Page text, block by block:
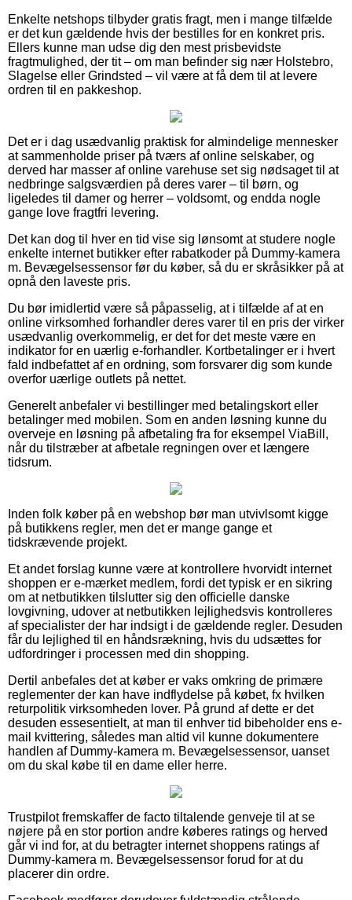
Enkelte netshops tilbyder gratis fragt, men i mange tilfælde
er det kun gældende hvis der bestilles for en konkret pris.
Ellers kunne man udse dig den mest prisbevidste
fragtmulighed, der tit – om man befinder sig nær Holstebro,
Slagelse eller Grindsted – vil være at få dem til at levere
ordren til en pakkeshop.
Det er i dag usædvanlig praktisk for almindelige mennesker
at sammenholde priser på tværs af online selskaber, og
derved har masser af online varehuse set sig nødsaget til at
nedbringe salgsværdien på deres varer – til børn, og
ligeledes til damer og herrer – voldsomt, og endda nogle
gange love fragtfri levering.
Det kan dog til hver en tid vise sig lønsomt at studere nogle
enkelte internet butikker efter rabatkoder på Dummy-kamera
m. Bevægelsessensor før du køber, så du er skråsikker på at
opnå den laveste pris.
Du bør imidlertid være så påpasselig, at i tilfælde af at en
online virksomhed forhandler deres varer til en pris der virker
usædvanlig overkommelig, er det for det meste være en
indikator for en uærlig e-forhandler. Kortbetalinger er i hvert
fald indbefattet af en ordning, som forsvarer dig som kunde
overfor uærlige outlets på nettet.
Generelt anbefaler vi bestillinger med betalingskort eller
betalinger med mobilen. Som en anden løsning kunne du
overveje en løsning på afbetaling fra for eksempel ViaBill,
når du tilstræber at afbetale regningen over et længere
tidsrum.
Inden folk køber på en webshop bør man utvivlsomt kigge
på butikkens regler, men det er mange gange et
tidskrævende projekt.
Et andet forslag kunne være at kontrollere hvorvidt internet
shoppen er e-mærket medlem, fordi det typisk er en sikring
om at netbutikken tilslutter sig den officielle danske
lovgivning, udover at netbutikken lejlighedsvis kontrolleres
af specialister der har indsigt i de gældende regler. Desuden
får du lejlighed til en håndsrækning, hvis du udsættes for
udfordringer i processen med din shopping.
Dertil anbefales det at køber er vaks omkring de primære
reglementer der kan have indflydelse på købet, fx hvilken
returpolitik virksomheden lover. På grund af dette er det
desuden essesentielt, at man til enhver tid bibeholder ens e-
mail kvittering, således man altid vil kunne dokumentere
handlen af Dummy-kamera m. Bevægelsessensor, uanset
om du skal købe til en dame eller herre.
Trustpilot fremskaffer de facto tiltalende genveje til at se
nøjere på en stor portion andre køberes ratings og herved
går vi ind for, at du betragter internet shoppens ratings af
Dummy-kamera m. Bevægelsessensor forud for at du
placerer din ordre.